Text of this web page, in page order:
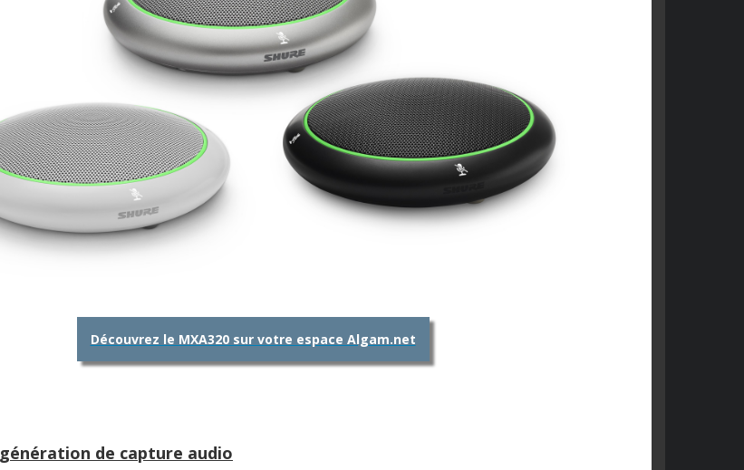
Découvrez le MXA320 sur votre espace Algam.net
de capture audio